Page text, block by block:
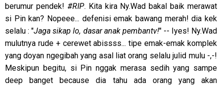
berumur pendek! #RIP. Kita kira Ny.Wad bakal baik merawat
si Pin kan? Nopeee... defenisi emak bawang merah! dia kek
selalu : "Jaga sikap lo, dasar anak pembantv!" -- Iyes! Ny.Wad
mulutnya rude + cerewet abissss... tipe emak-emak komplek
yang doyan ngegibah yang asal liat orang selalu julid mulu -,-!
Meskipun begitu, si Pin nggak merasa sedih yang sampe
deep banget because dia tahu ada orang yang akan